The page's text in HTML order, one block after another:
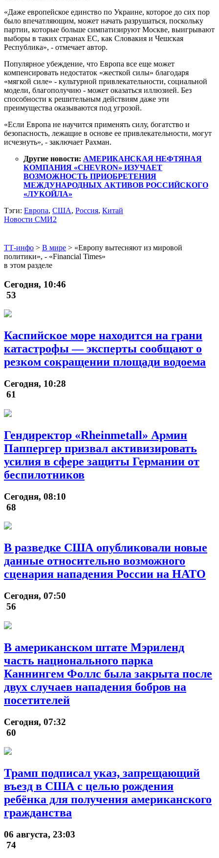
«Даже европейское единство по Украине, которое до сих пор
было впечатляющим, может начать разрушаться, поскольку
партии, которые больше симпатизируют Москве, выигрывают
выборы в таких странах ЕС, как Словакия и Чешская
Республика», - отмечает автор.
Популярное убеждение, что Европа все еще может
компенсировать недостаток «жесткой силы» благодаря
«мягкой силе» - культурной привлекательности, социальной
модели, благополучию - может оказаться иллюзией. Без
способности к решительным действиям даже эти
преимущества оказываются под угрозой.
«Если Европа не научится применять силу, богатство и
безопасность, лежащие в основе ее привлекательности, могут
исчезнуть», - заключает Рахман.
Другие новости: АМЕРИКАНСКАЯ НЕФТЯНАЯ
КОМПАНИЯ «CHEVRON» ИЗУЧАЕТ
ВОЗМОЖНОСТЬ ПРИОБРЕТЕНИЯ
МЕЖДУНАРОДНЫХ АКТИВОВ РОССИЙСКОГО
«ЛУКОЙЛА»
Тэги: Европа, США, Россия, Китай
Новости СМИ2
ТТ-инфо > В мире > «Европу вытесняют из мировой
политики», - «Financial Times»
в этом разделе
Сегодня, 10:46
53
Каспийское море находится на грани
катастрофы — эксперты сообщают о
резком сокращении площади водоема
Сегодня, 10:28
61
Гендиректор «Rheinmetall» Армин
Паппергер призвал активизировать
усилия в сфере защиты Германии от
беспилотников
Сегодня, 08:10
68
В разведке США опубликовали новые
данные относительно возможного
сценария нападения России на НАТО
Сегодня, 07:50
56
В американском штате Мэриленд
часть национального парка
Каннингем Фоллс была закрыта после
двух случаев нападения бобров на
посетителей
Сегодня, 07:32
60
Трамп подписал указ, запрещающий
въезд в США с целью рождения
ребёнка для получения американского
гражданства
06 августа, 23:03
74